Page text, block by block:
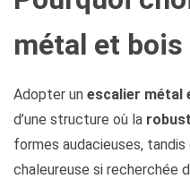
métal et bois
Adopter un escalier métal
d’une structure où la
formes audacieuses,
chaleureuse si recherchée